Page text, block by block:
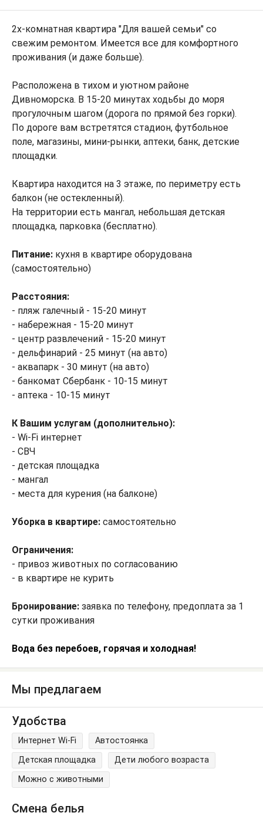
2х-комнатная квартира "Для вашей семьи" со
свежим ремонтом. Имеется все для комфортного
проживания (и даже больше).
Расположена в тихом и уютном районе
Дивноморска. В 15-20 минутах ходьбы до моря
прогулочным шагом (дорога по прямой без горки).
По дороге вам встретятся стадион, футбольное
поле, магазины, мини-рынки, аптеки, банк, детские
площадки.
Квартира находится на 3 этаже, по периметру есть
балкон (не остекленный).
На территории есть мангал, небольшая детская
площадка, парковка (бесплатно).
Питание: кухня в квартире оборудована
(самостоятельно)
Расстояния:
- пляж галечный - 15-20 минут
- набережная - 15-20 минут
- центр развлечений - 15-20 минут
- дельфинарий - 25 минут (на авто)
- аквапарк - 30 минут (на авто)
- банкомат Сбербанк - 10-15 минут
- аптека - 10-15 минут
К Вашим услугам (дополнительно):
- Wi-Fi интернет
- СВЧ
- детская площадка
- мангал
- места для курения (на балконе)
Уборка в квартире: самостоятельно
Ограничения:
- привоз животных по согласованию
- в квартире не курить
Бронирование: заявка по телефону, предоплата за 1
сутки проживания
Вода без перебоев, горячая и холодная!
Мы предлагаем
Удобства
Интернет Wi-Fi
Автостоянка
Детская площадка
Дети любого возраста
Можно с животными
Смена белья